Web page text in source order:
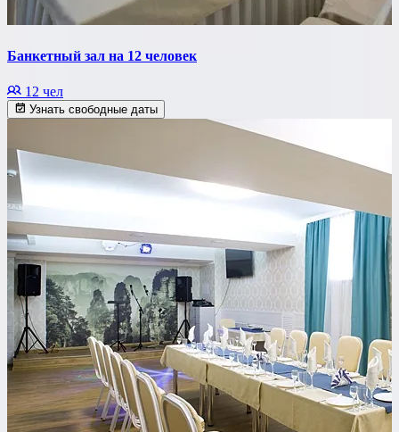
Банкетный зал на 12 человек
12 чел
Узнать свободные даты